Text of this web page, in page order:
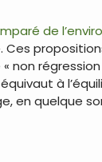
de
Ces
à
en quelque